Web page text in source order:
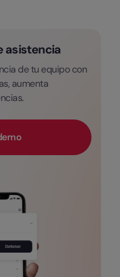
asistencia
de tu equipo con
aumenta